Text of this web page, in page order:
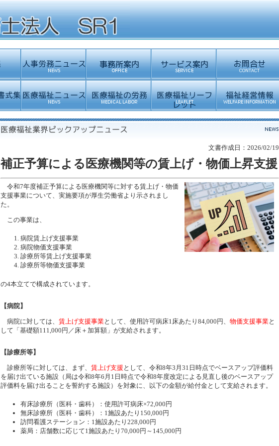
文書作成日：2026/02/19
補正予算による医療機関等の賃上げ・物価上昇支援
令和7年度補正予算による医療機関等に対する賃上げ・物価
支援事業について、実施要項が厚生労働省より示されまし
た。
この事業は、
病院賃上げ支援事業
病院物価支援事業
診療所等賃上げ支援事業
診療所等物価支援事業
の4本立てで構成されています。
【病院】
病院に対しては、 賃上げ支援事業として、使用許可病床1床あたり84,000円、 物価支援事業と
して「基礎額111,000円／床＋加算額」が支給されます。
【診療所等】
診療所等に対しては、まず、 賃上げ支援 として、令和8年3月31日時点でベースアップ評価料
を届け出ている施設（局は令和8年6月1日時点で令和8年度改定による見直し後のベースアップ
評価料を届け出ることを誓約する施設）を対象に、以下の金額が給付金として支給されます。
有床診療所（医科・歯科）：使用許可病床×72,000円
無床診療所（医科・歯科）：1施設あたり150,000円
訪問看護ステーション：1施設あたり228,000円
薬局：店舗数に応じて1施設あたり70,000円～145,000円